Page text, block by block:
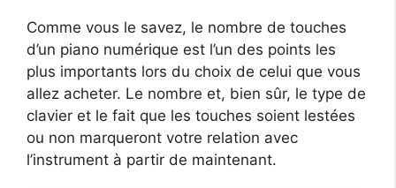
Comme vous le savez, le nombre de touches
d’un piano numérique est l’un des points les
plus importants lors du choix de celui que vous
allez acheter. Le nombre et, bien sûr, le type de
clavier et le fait que les touches soient lestées
ou non marqueront votre relation avec
l’instrument à partir de maintenant.